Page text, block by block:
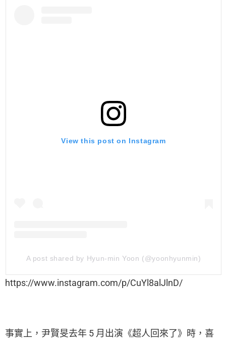
View this post on Instagram
A post shared by Hyun-min Yoon (@yoonhyunmin)
https://www.instagram.com/p/CuYl8alJlnD/
事實上，尹賢旻去年 5 月出演《超人回來了》時，喜